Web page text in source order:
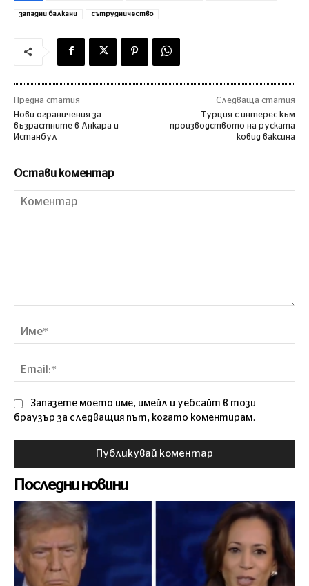
западни балкани сътрудничество
Предна статия
Нови ограничения за
възрастните в Анкара и
Истанбул
Следваща статия
Турция с интерес към
производството на руската
ковид ваксина
Остави коментар
Запазете моето име, имейл и уебсайт в този
браузър за следващия път, когато коментирам.
Последни новини